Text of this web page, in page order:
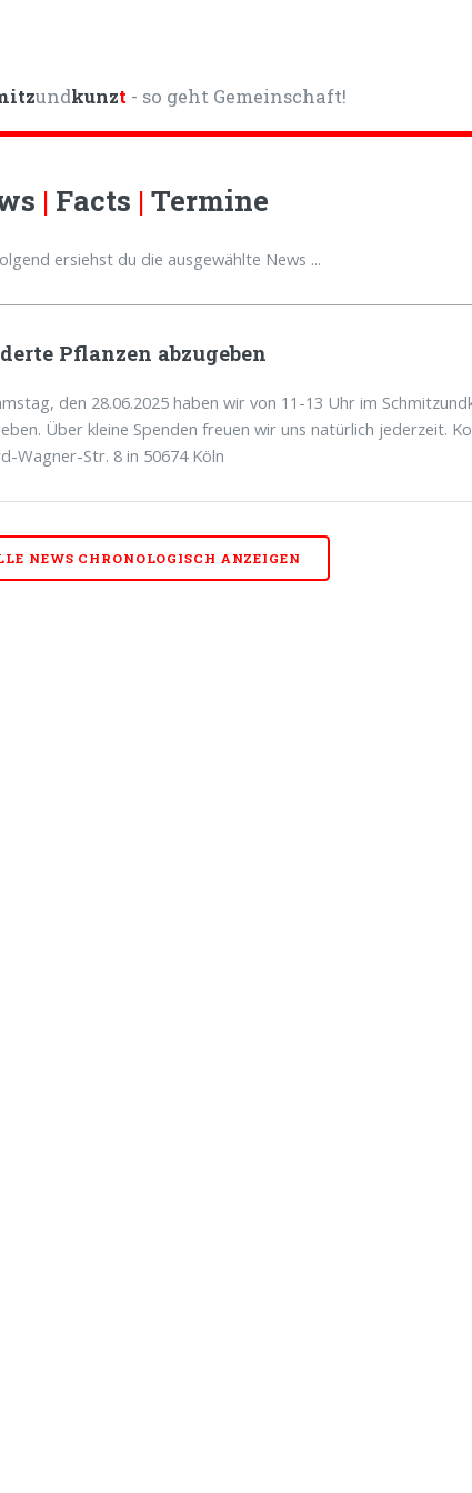
undkunzt - so geht Gemeinschaft!
| Facts | Termine
ersiehst du die ausgewählte News ...
Pflanzen abzugeben
den 28.06.2025 haben wir von 11-13 Uhr im
Über kleine Spenden freuen wir uns natürlich jederzeit.
Wagner-Str. 8 in 50674 Köln
NEWS CHRONOLOGISCH ANZEIGEN